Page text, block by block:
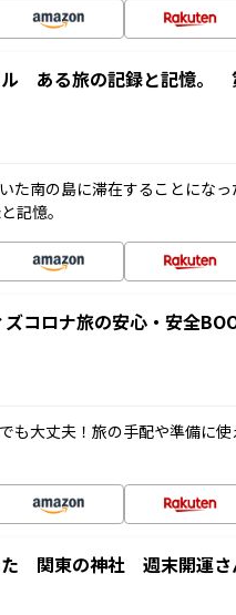
ル ある旅の記録と記憶。
た南の島に滞在することにな
記憶。
コロナ旅の安心・安全
も大丈夫！旅の手配や準備に
た 関東の神社 週末開運さ